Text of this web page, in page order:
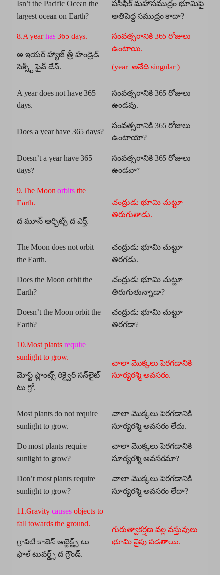
Isn’t the Pacific Ocean the
largest ocean on Earth?
పసిఫిక్ మహాసముద్రం భూమిపై
అతిపెద్ద సముద్రం కాదా?
8.A yearhas365 days.
అ ఇయర్ హ్యాజ్ త్రీ హండ్రెడ్
సిక్స్టీ ఫైవ్ డేస్.
సంవత్సరానికి 365 రోజులు
ఉంటాయి.
(year అనేది singular )
A year does not have 365
days.
సంవత్సరానికి 365 రోజులు
ఉండవు.
Does a year have 365 days?
సంవత్సరానికి 365 రోజులు
ఉంటాయా?
Doesn’t a year have 365
days?
సంవత్సరానికి 365 రోజులు
ఉండవా?
9.The Moon orbitsthe
Earth.
ద మూన్ ఆర్బిట్స్ ద ఎర్త్.
చంద్రుడు భూమి చుట్టూ
తిరుగుతాడు.
The Moon does not orbit
the Earth.
చంద్రుడు భూమి చుట్టూ
తిరగడు.
Does the Moon orbit the
Earth?
చంద్రుడు భూమి చుట్టూ
తిరుగుతున్నాడా?
Doesn’t the Moon orbit the
Earth?
చంద్రుడు భూమి చుట్టూ
తిరగడా?
10.Most plants require
sunlight to grow.
మోస్ట్ ప్లాంట్స్ రిక్వైర్ సన్‌లైట్
టు గ్రో.
చాలా మొక్కలు పెరగడానికి
సూర్యరశ్మి అవసరం.
Most plants do not require
sunlight to grow.
చాలా మొక్కలు పెరగడానికి
సూర్యరశ్మి అవసరం లేదు.
Do most plants require
sunlight to grow?
చాలా మొక్కలు పెరగడానికి
సూర్యరశ్మి అవసరమా?
Don’t most plants require
sunlight to grow?
చాలా మొక్కలు పెరగడానికి
సూర్యరశ్మి అవసరం లేదా?
11.Gravity causesobjects to
fall towards the ground.
గ్రావిటీ కాజెస్ ఆబ్జెక్ట్స్ టు
ఫాల్ టువర్డ్స్ ద గ్రౌండ్.
గురుత్వాకర్షణ వల్ల వస్తువులు
భూమి వైపు పడతాయి.